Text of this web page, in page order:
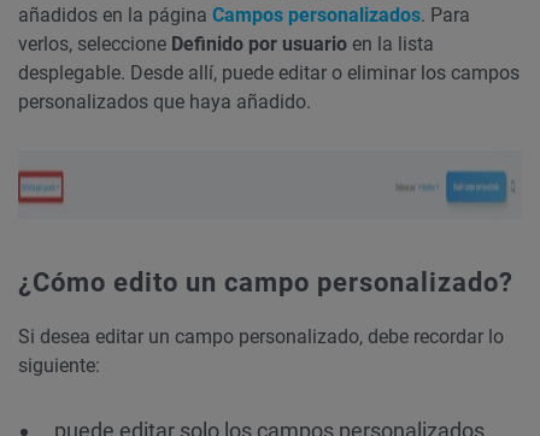
añadidos en la página Campos personalizados. Para
verlos, seleccione Definido por usuario en la lista
desplegable. Desde allí, puede editar o eliminar los campos
personalizados que haya añadido.
¿Cómo edito un campo personalizado?
Si desea editar un campo personalizado, debe recordar lo
siguiente:
puede editar solo los campos personalizados